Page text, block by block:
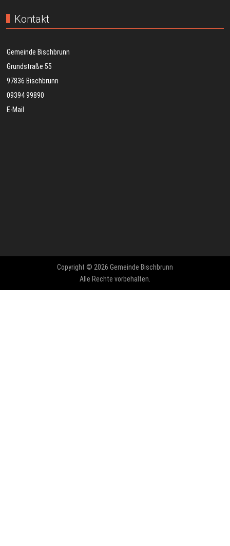
Kontakt
Gemeinde Bischbrunn
Grundstraße 55
97836 Bischbrunn
09394 99890
E-Mail
Copyright © 2026 Gemeinde Bischbrunn
Alle Rechte vorbehalten.